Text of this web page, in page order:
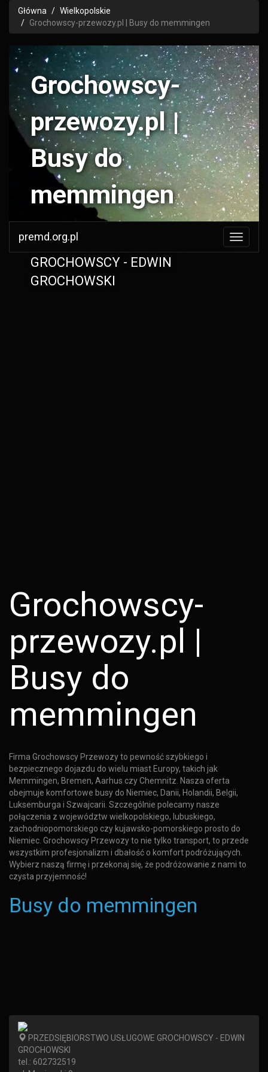
Główna
Wielkopolskie
Grochowscy-przewozy.pl | Busy do memmingen
Grochowscy-
przewozy.pl |
Busy do
memmingen
PRZEDSIĘBIORSTWO USŁUGOWE
GROCHOWSCY - EDWIN
GROCHOWSKI
premd.org.pl
Grochowscy-
przewozy.pl |
Busy do
memmingen
Firma Grochowscy Przewozy to pewność szybkiego i
bezpiecznego dojazdu do wielu miast Europy, takich jak
Memmingen, Bremen, Aarhus czy Chemnitz. Nasza oferta
obejmuje komfortowe busy do Niemiec, Danii, Holandii, Belgii,
Luksemburga i Szwajcarii. Szczególnie polecamy nasze
połączenia z województw wielkopolskiego, lubuskiego,
zachodniopomorskiego czy kujawsko-pomorskiego prosto do
Niemiec. Grochowscy Przewozy to nie tylko transport, to przede
wszystkim profesjonalizm i dbałość o komfort podróżujących.
Wybierz naszą firmę i przekonaj się, że podróżowanie z nami to
czysta przyjemność!
Busy do memmingen
PRZEDSIĘBIORSTWO USŁUGOWE GROCHOWSCY - EDWIN
GROCHOWSKI
tel.: 602732519